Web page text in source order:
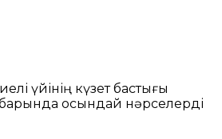
үйінің күзет бастығы
осындай нәрселерді